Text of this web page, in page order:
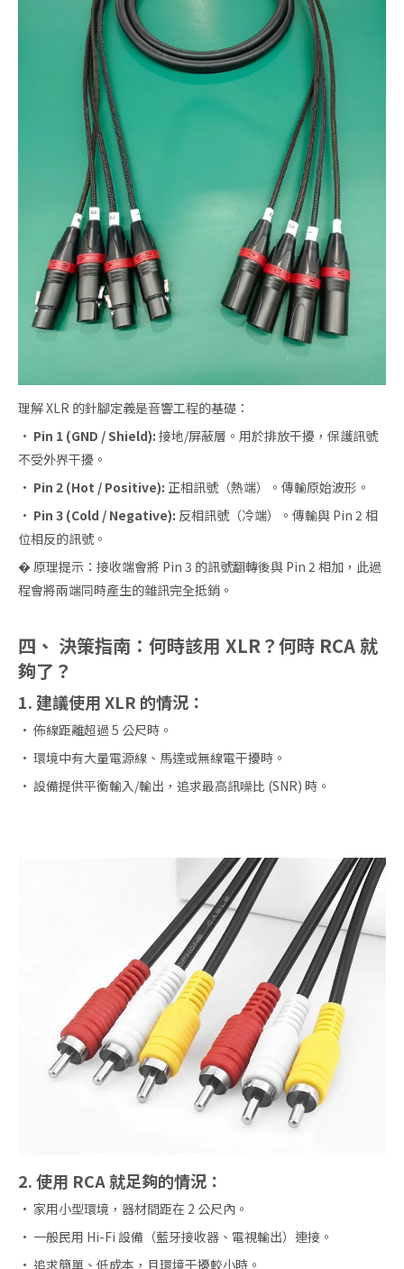
理解 XLR 的針腳定義是音響工程的基礎：
· Pin 1 (GND / Shield): 接地/屏蔽層。用於排放干擾，保護訊號
不受外界干擾。
· Pin 2 (Hot / Positive): 正相訊號（熱端）。傳輸原始波形。
· Pin 3 (Cold / Negative): 反相訊號（冷端）。傳輸與 Pin 2 相
位相反的訊號。
� 原理提示：接收端會將 Pin 3 的訊號翻轉後與 Pin 2 相加，此過
程會將兩端同時產生的雜訊完全抵銷。
四、 決策指南：何時該用 XLR？何時 RCA 就
夠了？
1. 建議使用 XLR 的情況：
· 佈線距離超過 5 公尺時。
· 環境中有大量電源線、馬達或無線電干擾時。
· 設備提供平衡輸入/輸出，追求最高訊噪比 (SNR) 時。
2. 使用 RCA 就足夠的情況：
· 家用小型環境，器材間距在 2 公尺內。
· 一般民用 Hi-Fi 設備（藍牙接收器、電視輸出）連接。
· 追求簡單、低成本，且環境干擾較小時。